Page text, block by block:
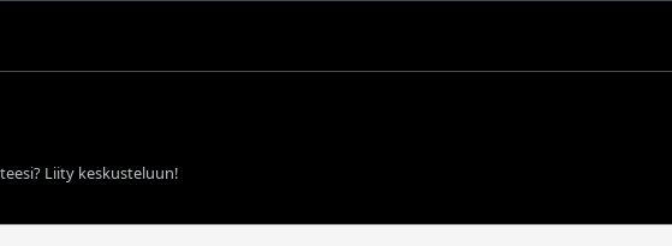
Liity keskusteluun!